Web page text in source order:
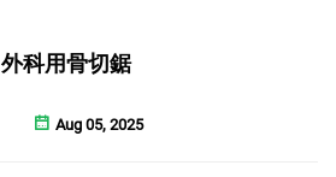
外科用骨切鋸
Aug 05, 2025